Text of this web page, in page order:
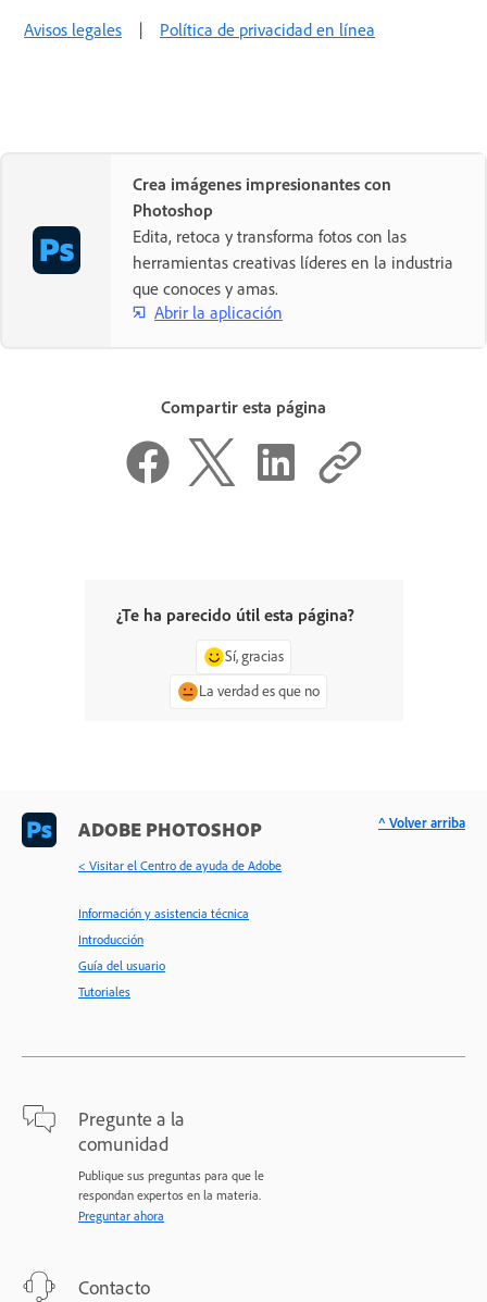
Avisos legales | Política de privacidad en línea
Crea imágenes impresionantes con
Photoshop
Edita, retoca y transforma fotos con las
herramientas creativas líderes en la industria
que conoces y amas.
Abrir la aplicación
Compartir esta página
¿Te ha parecido útil esta página?
Sí, gracias
La verdad es que no
ADOBE PHOTOSHOP
< Visitar el Centro de ayuda de Adobe
Información y asistencia técnica
Introducción
Guía del usuario
Tutoriales
Pregunte a la
comunidad
Publique sus preguntas para que le
respondan expertos en la materia.
Preguntar ahora
Contacto
^ Volver arriba